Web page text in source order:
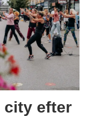
city efter